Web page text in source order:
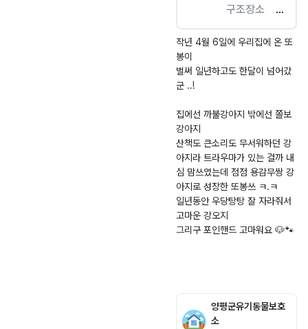
믹
스
견
-
양
평
2
2
-
0
0
1
8
2
0
2
5.
5.
6
구조장소
경
기
도
평
양
읍
농
업
기
술
센
-1
작년 4월 6일에 우리집에 온 또
봉이
벌써 일년하고도 한달이 넘어갔
군 ..!
집에선 까불강아지 밖에선 쫄보
강아지
산책도 큰소리도 무서워하던 강
아지라 트라우마가 있는 걸까 내
심 맘쓰였는데 점점 용감무쌍 강
아지로 성장한 또봉쓰 ㅋ.ㅋ
일년동안 우당탕탕 잘 자라줘서
고마운 강오지
그리구 포인핸드 고마워요 🐶🐾
양평군유기동물보호
소